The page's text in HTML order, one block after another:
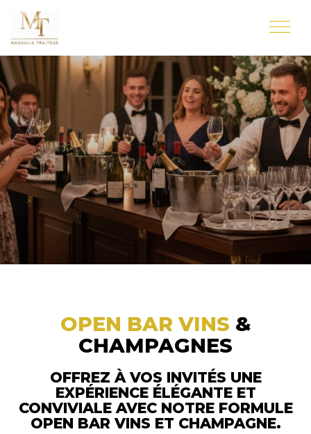
OPEN BAR VINS &
CHAMPAGNES
OFFREZ À VOS INVITÉS UNE
EXPÉRIENCE ÉLÉGANTE ET
CONVIVIALE AVEC NOTRE FORMULE
OPEN BAR VINS ET CHAMPAGNE.